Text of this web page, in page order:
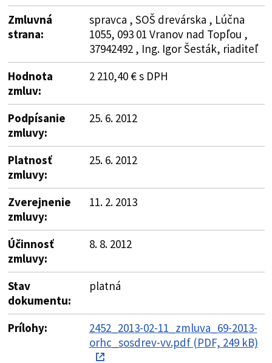
Zmluvná
strana:
spravca , SOŠ drevárska , Lúčna
1055, 093 01 Vranov nad Topľou ,
37942492 , Ing. Igor Šesták, riaditeľ
Hodnota
zmluv:
2 210,40 € s DPH
Podpísanie
zmluvy:
25. 6. 2012
Platnosť
zmluvy:
25. 6. 2012
Zverejnenie
zmluvy:
11. 2. 2013
Účinnosť
zmluvy:
8. 8. 2012
Stav
dokumentu:
platná
Prílohy:
2452_2013-02-11_zmluva_69-2013-
orhc_sosdrev-vv.pdf (PDF, 249 kB)